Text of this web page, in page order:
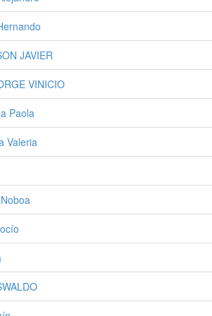
JAVIER
VINICIO
Paola
Valeria